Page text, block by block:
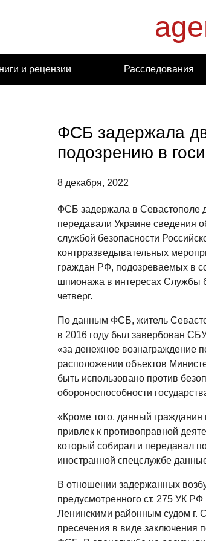
и рецензии Расследования
ФСБ задержала
подозрению в
8 декабря, 2022
ФСБ задержала в Севастополе
передавали Украине сведения
службой безопасности
контрразведывательных
граждан РФ, подозреваемых в
шпионажа в интересах Службы
четверг.
По данным ФСБ, житель
в 2016 году был завербован
«за денежное вознаграждение
расположении объектов
быть использовано против
обороноспособности
«Кроме того, данный гражданин
привлек к противоправной
который собирал и передавал
иностранной спецслужбе
В отношении задержанных
предусмотренного ст. 275 УК
Ленинскими районным судом г.
пресечения в виде заключения